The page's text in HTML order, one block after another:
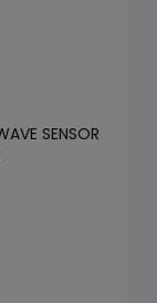
SENSOR